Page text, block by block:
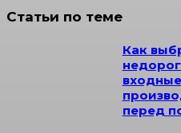
Статьи по теме
Как
перед